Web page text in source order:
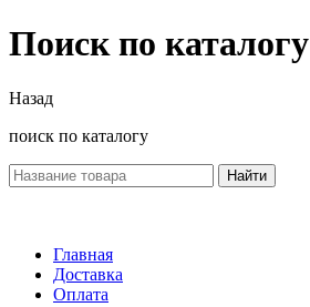
Поиск по каталогу
Назад
поиск по каталогу
Найти
Главная
Доставка
Оплата